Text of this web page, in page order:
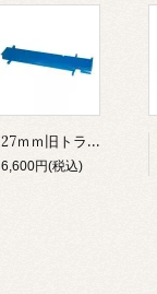
27ｍｍ旧トラック用 カーローダー
6,600円(税込)